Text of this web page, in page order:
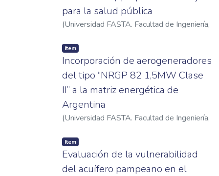
para la salud pública
(Universidad FASTA. Facultad de Ingeniería,
Item
Incorporación de aerogeneradores
del tipo “NRGP 82 1,5MW Clase
II” a la matriz energética de
Argentina
(Universidad FASTA. Facultad de Ingeniería,
Item
Evaluación de la vulnerabilidad
del acuífero pampeano en el